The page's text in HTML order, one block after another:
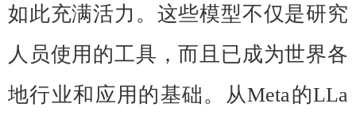
如此充满活力。这些模型不仅是研究
人员使用的工具，而且已成为世界各
地行业和应用的基础。从Meta的LLa